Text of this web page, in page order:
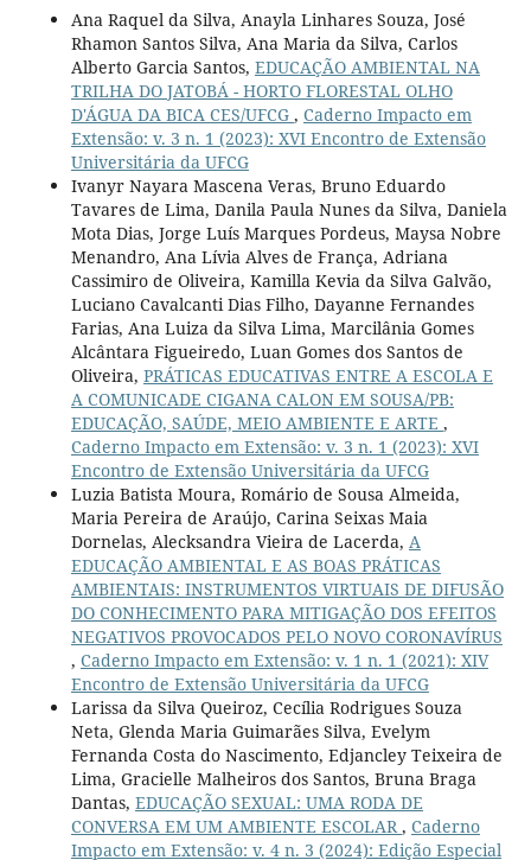
Ana Raquel da Silva, Anayla Linhares Souza, José
Rhamon Santos Silva, Ana Maria da Silva, Carlos
Alberto Garcia Santos, EDUCAÇÃO AMBIENTAL NA
TRILHA DO JATOBÁ - HORTO FLORESTAL OLHO
D'ÁGUA DA BICA CES/UFCG , Caderno Impacto em
Extensão: v. 3 n. 1 (2023): XVI Encontro de Extensão
Universitária da UFCG
Ivanyr Nayara Mascena Veras, Bruno Eduardo
Tavares de Lima, Danila Paula Nunes da Silva, Daniela
Mota Dias, Jorge Luís Marques Pordeus, Maysa Nobre
Menandro, Ana Lívia Alves de França, Adriana
Cassimiro de Oliveira, Kamilla Kevia da Silva Galvão,
Luciano Cavalcanti Dias Filho, Dayanne Fernandes
Farias, Ana Luiza da Silva Lima, Marcilânia Gomes
Alcântara Figueiredo, Luan Gomes dos Santos de
Oliveira, PRÁTICAS EDUCATIVAS ENTRE A ESCOLA E
A COMUNICADE CIGANA CALON EM SOUSA/PB:
EDUCAÇÃO, SAÚDE, MEIO AMBIENTE E ARTE ,
Caderno Impacto em Extensão: v. 3 n. 1 (2023): XVI
Encontro de Extensão Universitária da UFCG
Luzia Batista Moura, Romário de Sousa Almeida,
Maria Pereira de Araújo, Carina Seixas Maia
Dornelas, Alecksandra Vieira de Lacerda, A
EDUCAÇÃO AMBIENTAL E AS BOAS PRÁTICAS
AMBIENTAIS: INSTRUMENTOS VIRTUAIS DE DIFUSÃO
DO CONHECIMENTO PARA MITIGAÇÃO DOS EFEITOS
NEGATIVOS PROVOCADOS PELO NOVO CORONAVÍRUS
, Caderno Impacto em Extensão: v. 1 n. 1 (2021): XIV
Encontro de Extensão Universitária da UFCG
Larissa da Silva Queiroz, Cecília Rodrigues Souza
Neta, Glenda Maria Guimarães Silva, Evelym
Fernanda Costa do Nascimento, Edjancley Teixeira de
Lima, Gracielle Malheiros dos Santos, Bruna Braga
Dantas, EDUCAÇÃO SEXUAL: UMA RODA DE
CONVERSA EM UM AMBIENTE ESCOLAR, Caderno
Impacto em Extensão: v. 4 n. 3 (2024): Edição Especial